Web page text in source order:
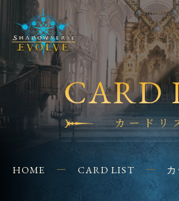
Q&A
EVENT SHOPS
CONTACT
CARD
カードリ
HOME CARD LIST